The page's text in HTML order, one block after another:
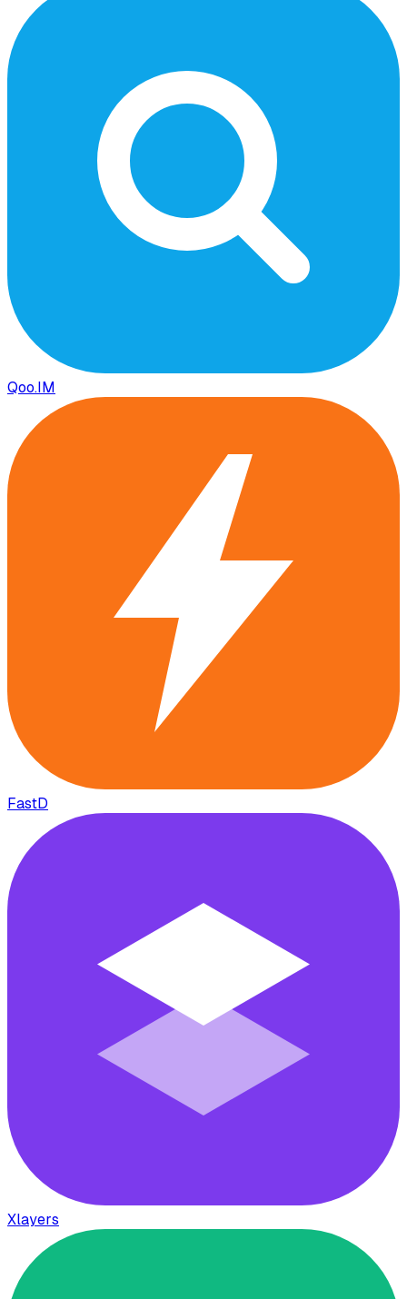
Qoo.IM
FastD
Xlayers